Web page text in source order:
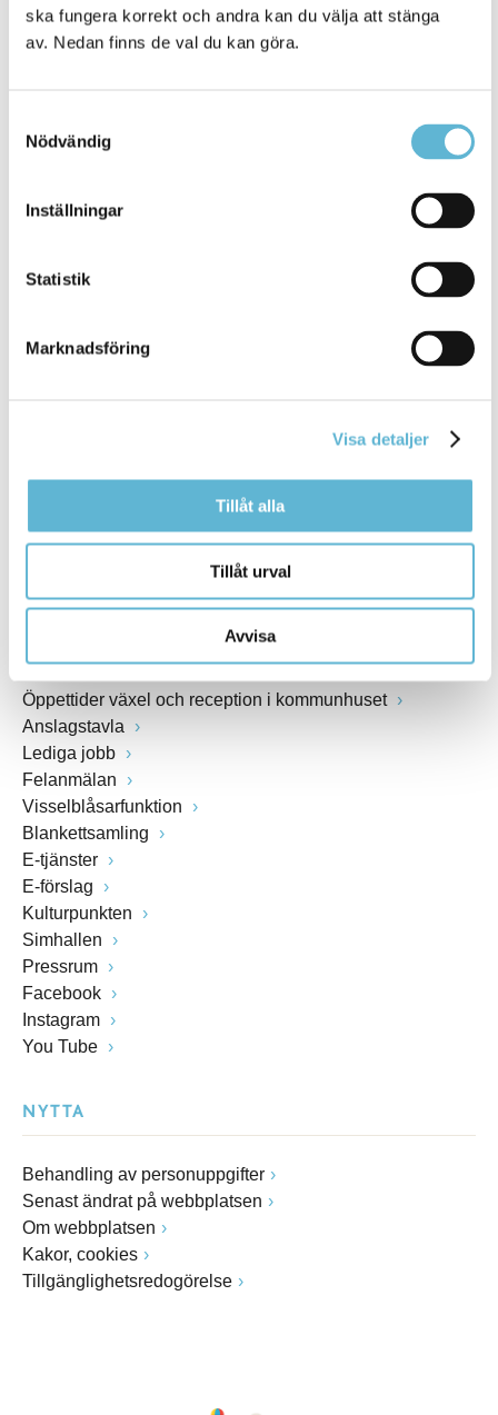
ska fungera korrekt och andra kan du välja att stänga
av. Nedan finns de val du kan göra.
Nödvändig
Inställningar
Statistik
Marknadsföring
Visa detaljer
Tillåt alla
Tillåt urval
Avvisa
KONTAKT
Besöksadress
Box 18, 295 21 Bromölla
Fax: 0456-82 22 00
Öppettider växel och reception i kommunhuset
Anslagstavla
Lediga jobb
Felanmälan
Visselblåsarfunktion
Blankettsamling
E-tjänster
E-förslag
Kulturpunkten
Simhallen
Pressrum
Facebook
Instagram
You Tube
NYTTA
Behandling av personuppgifter
Senast ändrat på webbplatsen
Om webbplatsen
Kakor, cookies
Tillgänglighetsredogörelse